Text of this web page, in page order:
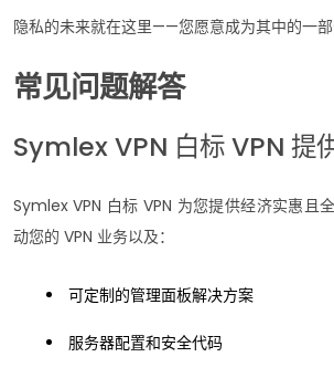
隐私的未来就在这里——您愿意成为其中的一部
常见问题解答
Symlex VPN 白标 VPN 提
Symlex VPN 白标 VPN 为您提供经济实惠且
动您的 VPN 业务以及：
可定制的管理面板解决方案
服务器配置和安全代码